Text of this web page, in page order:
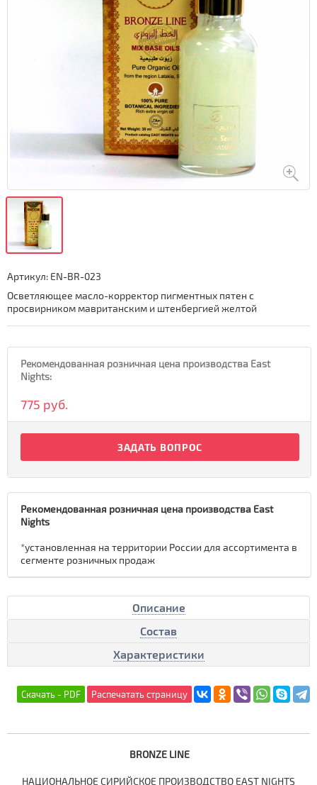
Артикул: EN-BR-023
Осветляющее масло-корректор пигментных пятен с
просвирником мавританским и штенбергией желтой
Рекомендованная розничная цена производства East
Nights:
775 руб.
ЗАДАТЬ ВОПРОС
Рекомендованная розничная цена производства East
Nights
*установленная на территории России для ассортимента в
сегменте розничных продаж
Описание
Состав
Характеристики
BRONZE LINE
НАЦИОНАЛЬНОЕ СИРИЙСКОЕ ПРОИЗВОДСТВО EAST NIGHTS